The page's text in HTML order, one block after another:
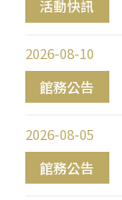
活動快訊
館務公告
2026-08-10
館務公告
2026-08-05